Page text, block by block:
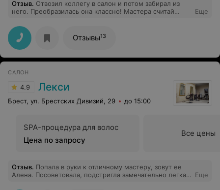
Отзыв. Отвозил коллегу в салон и потом забирал из
него. Преобразилась она классно! Мастера считай
Персонал вежливый, в салоне уютно. Только с
парковкой небольшой напряг, но не критично. И
вкусным кофе угощают)).
Еще
Отзывы13
САЛОН
4.9 Лекси
Брест, ул. Брестских Дивизий, 29 до 15:00
SPA-процедура для волос
Цена по запросу
Все цены
Отзыв. Попала в руки к отличному мастеру, зовут ее
Алена. Посоветовала, подстригла замечательно легкая
Еще